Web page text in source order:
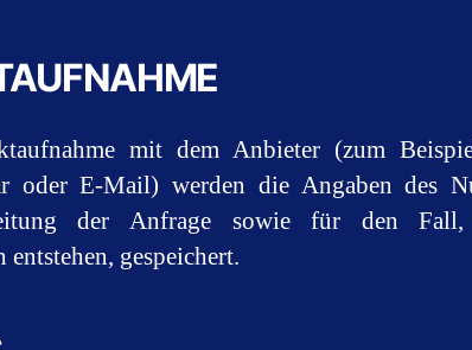
mit dem Anbieter (zum
oder E-Mail) werden die Angaben des
der Anfrage sowie für den Fall,
entstehen, gespeichert.